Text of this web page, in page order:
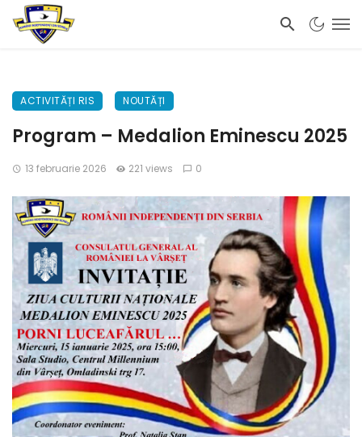
ACTIVITĂȚI RIS NOUTĂȚI
Program – Medalion Eminescu 2025
13 februarie 2026 221 views 0